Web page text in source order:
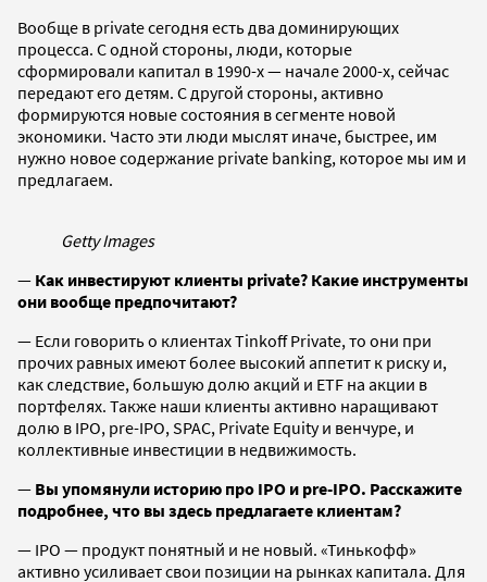
Вообще в private сегодня есть два доминирующих
процесса. С одной стороны, люди, которые
сформировали капитал в 1990-х — начале 2000-х, сейчас
передают его детям. С другой стороны, активно
формируются новые состояния в сегменте новой
экономики. Часто эти люди мыслят иначе, быстрее, им
нужно новое содержание private banking, которое мы им и
предлагаем.
Getty Images
— Как инвестируют клиенты private? Какие инструменты
они вообще предпочитают?
— Если говорить о клиентах Tinkoff Private, то они при
прочих равных имеют более высокий аппетит к риску и,
как следствие, большую долю акций и ETF на акции в
портфелях. Также наши клиенты активно наращивают
долю в IPO, pre-IPO, SPAC, Private Equity и венчуре, и
коллективные инвестиции в недвижимость.
— Вы упомянули историю про IPO и pre-IPO. Расскажите
подробнее, что вы здесь предлагаете клиентам?
— IPO — продукт понятный и не новый. «Тинькофф»
активно усиливает свои позиции на рынках капитала. Для